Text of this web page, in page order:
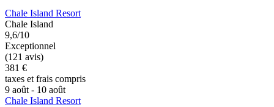
Chale Island Resort
Chale Island
9,6/10
Exceptionnel
(121 avis)
381 €
taxes et frais compris
9 août - 10 août
Chale Island Resort